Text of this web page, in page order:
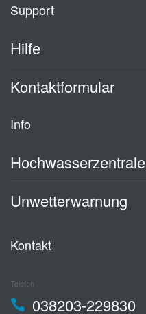
Support
Hilfe
Kontaktformular
Info
Hochwasserzentrale
Unwetterwarnung
Kontakt
Telefon
038203-229830